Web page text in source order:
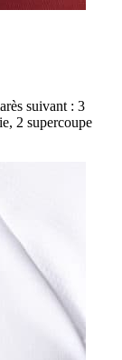
suivant : 3
2 supercoupe